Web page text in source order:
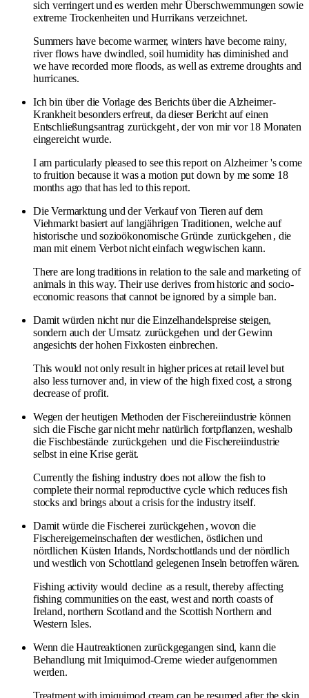
sich verringert und es werden mehr Überschwemmungen sowie
extreme Trockenheiten und Hurrikans verzeichnet.
Summers have become warmer, winters have become rainy,
river flows have dwindled, soil humidity has diminished and
we have recorded more floods, as well as extreme droughts and
hurricanes.
Ich bin über die Vorlage des Berichts über die Alzheimer-
Krankheit besonders erfreut, da dieser Bericht auf einen
Entschließungsantrag zurückgeht , der von mir vor 18 Monaten
eingereicht wurde.
I am particularly pleased to see this report on Alzheimer 's come
to fruition because it was a motion put down by me some 18
months ago that has led to this report.
Die Vermarktung und der Verkauf von Tieren auf dem
Viehmarkt basiert auf langjährigen Traditionen, welche auf
historische und sozioökonomische Gründe zurückgehen , die
man mit einem Verbot nicht einfach wegwischen kann.
There are long traditions in relation to the sale and marketing of
animals in this way. Their use derives from historic and socio-
economic reasons that cannot be ignored by a simple ban.
Damit würden nicht nur die Einzelhandelspreise steigen,
sondern auch der Umsatz zurückgehen und der Gewinn
angesichts der hohen Fixkosten einbrechen.
This would not only result in higher prices at retail level but
also less turnover and, in view of the high fixed cost, a strong
decrease of profit.
Wegen der heutigen Methoden der Fischereiindustrie können
sich die Fische gar nicht mehr natürlich fortpflanzen, weshalb
die Fischbestände zurückgehen und die Fischereiindustrie
selbst in eine Krise gerät.
Currently the fishing industry does not allow the fish to
complete their normal reproductive cycle which reduces fish
stocks and brings about a crisis for the industry itself.
Damit würde die Fischerei zurückgehen , wovon die
Fischereigemeinschaften der westlichen, östlichen und
nördlichen Küsten Irlands, Nordschottlands und der nördlich
und westlich von Schottland gelegenen Inseln betroffen wären.
Fishing activity would decline as a result, thereby affecting
fishing communities on the east, west and north coasts of
Ireland, northern Scotland and the Scottish Northern and
Western Isles.
Wenn die Hautreaktionen zurückgegangen sind, kann die
Behandlung mit Imiquimod-Creme wieder aufgenommen
werden.
Treatment with imiquimod cream can be resumed after the skin